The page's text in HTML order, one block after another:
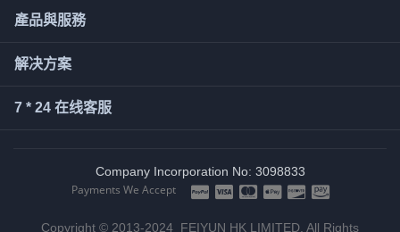
產品與服務
解决方案
7 * 24 在线客服
Company Incorporation No: 3098833
Payments We Accept
Copyright © 2013-2024 FEIYUN HK LIMITED. All Rights